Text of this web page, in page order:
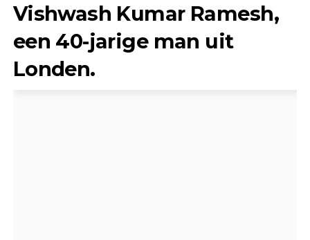
Vishwash Kumar Ramesh,
een 40-jarige man uit
Londen.